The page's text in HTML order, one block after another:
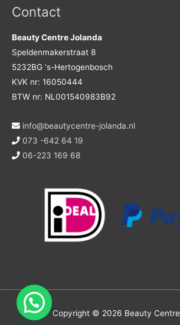
Contact
Beauty Centre Jolanda
Speldenmakerstraat 8
5232BG ‘s-Hertogenbosch
KVK nr: 16050444
BTW nr: NL001540983B92
info@beautycentre-jolanda.nl
073 -642 64 19
06-223 169 68
Copyright © 2026 Beauty